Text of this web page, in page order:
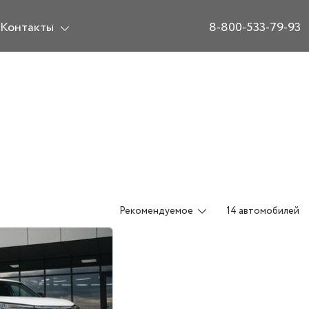
Контакты 8-800-533-79-93
Рекомендуемое 14 автомобилей